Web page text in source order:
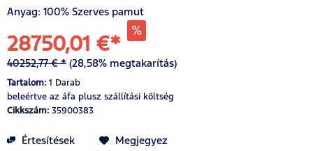
Anyag: 100% Szerves pamut
28750,01 €*
40252,77 € * (28,58% megtakarítás)
Tartalom: 1 Darab
beleértve az áfa plusz szállítási költség
Cikkszám: 35900383
Értesítések Megjegyez